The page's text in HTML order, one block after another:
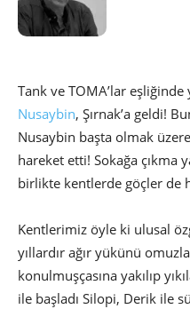
Tank ve TOMA’lar eşliğinde
Nusaybin, Şırnak’a geldi!
Nusaybin başta olmak
hareket etti! Sokağa çıkma
birlikte kentlerde göçler de
Kentlerimiz öyle ki ulusal
yıllardır ağır yükünü
konulmuşçasına yakılıp
ile başladı Silopi, Derik ile